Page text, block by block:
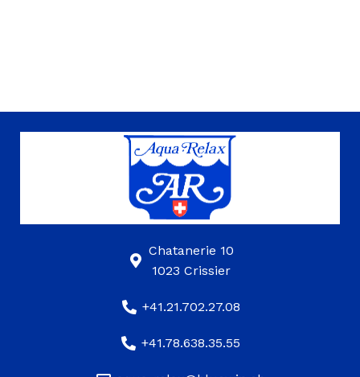
Chatanerie 10
1023 Crissier
+41.21.702.27.08
+41.78.638.35.55